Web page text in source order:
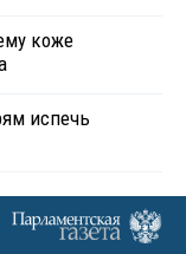
коже
испечь